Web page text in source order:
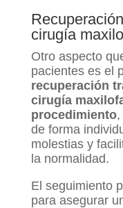
cirugía
Otro aspecto
pacientes es el
recuperación
cirugía
procedimiento,
de forma
molestias y
la normalidad.
El seguimiento
para asegurar